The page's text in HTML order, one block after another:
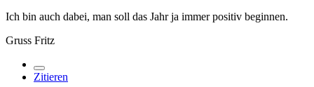
Ich bin auch dabei, man soll das Jahr ja immer positiv beginnen.
Gruss Fritz
Zitieren